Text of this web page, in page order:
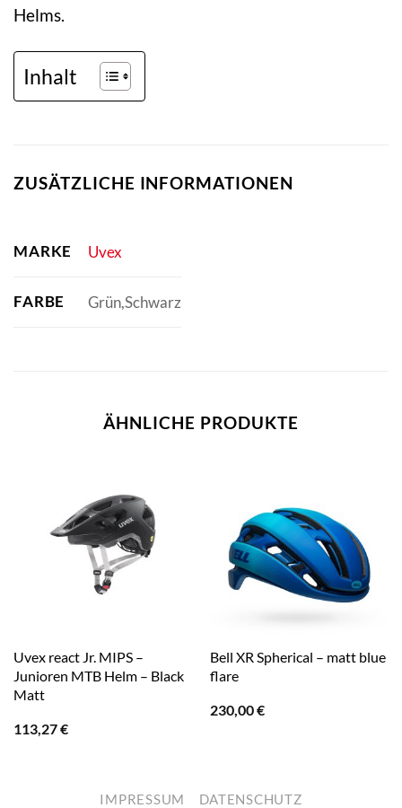
Helms.
Inhalt
ZUSÄTZLICHE INFORMATIONEN
MARKE Uvex
FARBE Grün,Schwarz
ÄHNLICHE PRODUKTE
Uvex react Jr. MIPS –
Junioren MTB Helm – Black
Matt
113,27€
Bell XR Spherical – matt blue
flare
230,00€
IMPRESSUM DATENSCHUTZ